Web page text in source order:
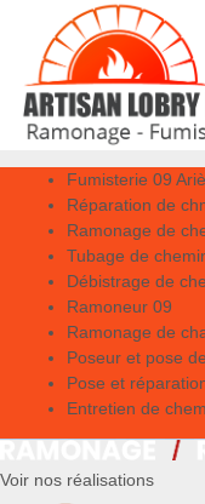
Fumisterie 09
Réparation de
Ramonage de
Tubage de
Débistrage de
Ramoneur 09
Ramonage de
Poseur et pose
Pose et
Entretien de
Voir nos réalisations